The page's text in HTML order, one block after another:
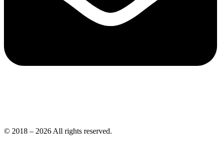
© 2018 – 2026 All rights reserved.